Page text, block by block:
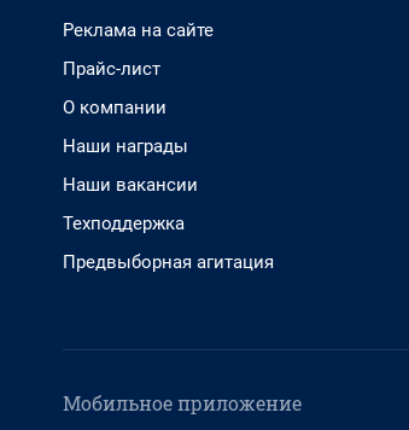
Реклама на сайте
Прайс-лист
О компании
Наши награды
Наши вакансии
Техподдержка
Предвыборная агитация
Мобильное приложение